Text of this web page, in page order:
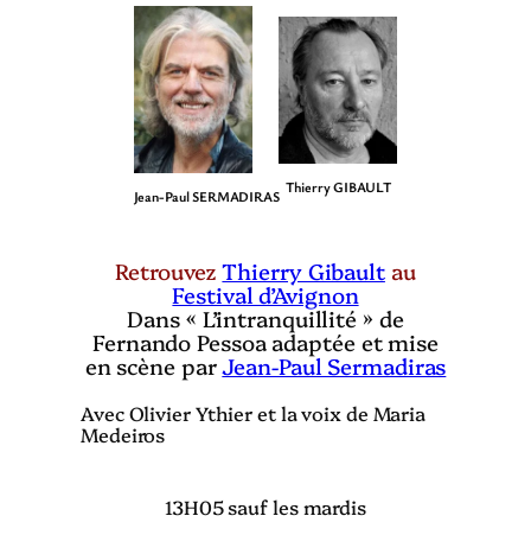
Jean-Paul SERMADIRAS
Thierry GIBAULT
RetrouvezThierry Gibaultau
Festival d’Avignon
Dans « L’intranquillité » de
Fernando Pessoa adaptée et mise
en scène parJean-Paul Sermadiras
Avec Olivier Ythier et la voix de Maria
Medeiros
13H05 sauf les mardis